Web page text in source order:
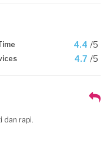
4.4 /5
4.7 /5
dan rapi.